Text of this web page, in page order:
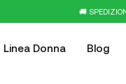
🚚
Linea Donna Blog